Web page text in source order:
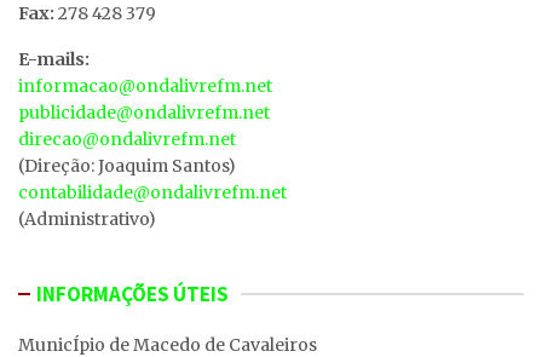
Fax: 278 428 379
E-mails:
informacao@ondalivrefm.net
publicidade@ondalivrefm.net
direcao@ondalivrefm.net
(Direção: Joaquim Santos)
contabilidade@ondalivrefm.net
(Administrativo)
INFORMAÇÕES ÚTEIS
MunicÍpio de Macedo de Cavaleiros